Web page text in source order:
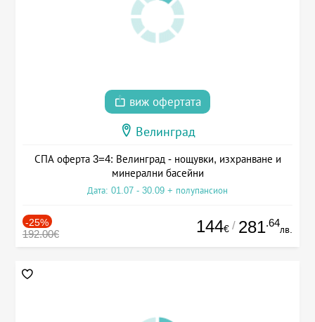
виж офертата
Велинград
СПА оферта 3=4: Велинград - нощувки, изхранване и
минерални басейни
Дата: 01.07 - 30.09 + полупансион
-25%
192.00€ 144€ / 281.64
лв.